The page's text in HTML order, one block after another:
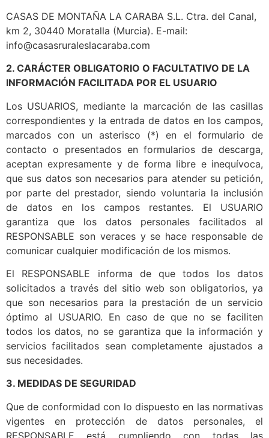
CASAS DE MONTAÑA LA CARABA S.L. Ctra. del Canal,
km 2, 30440 Moratalla (Murcia). E-mail:
info@casasruraleslacaraba.com
2. CARÁCTER OBLIGATORIO O FACULTATIVO DE LA
INFORMACIÓN FACILITADA POR EL USUARIO
Los USUARIOS, mediante la marcación de las casillas
correspondientes y la entrada de datos en los campos,
marcados con un asterisco (*) en el formulario de
contacto o presentados en formularios de descarga,
aceptan expresamente y de forma libre e inequívoca,
que sus datos son necesarios para atender su petición,
por parte del prestador, siendo voluntaria la inclusión
de datos en los campos restantes. El USUARIO
garantiza que los datos personales facilitados al
RESPONSABLE son veraces y se hace responsable de
comunicar cualquier modificación de los mismos.
El RESPONSABLE informa de que todos los datos
solicitados a través del sitio web son obligatorios, ya
que son necesarios para la prestación de un servicio
óptimo al USUARIO. En caso de que no se faciliten
todos los datos, no se garantiza que la información y
servicios facilitados sean completamente ajustados a
sus necesidades.
3. MEDIDAS DE SEGURIDAD
Que de conformidad con lo dispuesto en las normativas
vigentes en protección de datos personales, el
RESPONSABLE está cumpliendo con todas las